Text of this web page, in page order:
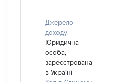
Джерело
доходу:
Юридична
особа,
зареєстрована
в Україні